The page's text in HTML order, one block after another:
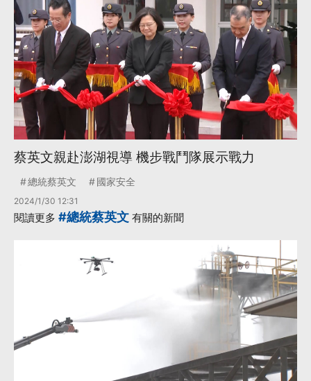
蔡英文親赴澎湖視導 機步戰鬥隊展示戰力
總統蔡英文 國家安全
2024/1/30 12:31
閱讀更多 #總統蔡英文 有關的新聞